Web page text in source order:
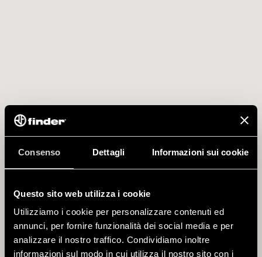
Consenso Dettagli Informazioni sui cookie
Questo sito web utilizza i cookie
Utilizziamo i cookie per personalizzare contenuti ed
annunci, per fornire funzionalità dei social media e per
analizzare il nostro traffico. Condividiamo inoltre
informazioni sul modo in cui utilizza il nostro sito con i